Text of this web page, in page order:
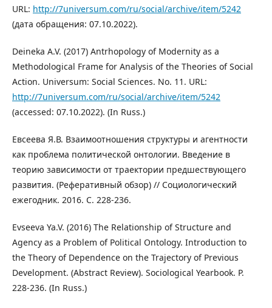
URL: http://7universum.com/ru/social/archive/item/5242
(дата обращения: 07.10.2022).
Deineka A.V. (2017) Antrhopology of Modernity as a
Methodological Frame for Analysis of the Theories of Social
Action. Universum: Social Sciences. No. 11. URL:
http://7universum.com/ru/social/archive/item/5242
(accessed: 07.10.2022). (In Russ.)
Евсеева Я.В. Взаимоотношения структуры и агентности
как проблема политической онтологии. Введение в
теорию зависимости от траектории предшествующего
развития. (Реферативный обзор) // Социологический
ежегодник. 2016. С. 228-236.
Evseeva Ya.V. (2016) The Relationship of Structure and
Agency as a Problem of Political Ontology. Introduction to
the Theory of Dependence on the Trajectory of Previous
Development. (Abstract Review). Sociological Yearbook. P.
228-236. (In Russ.)